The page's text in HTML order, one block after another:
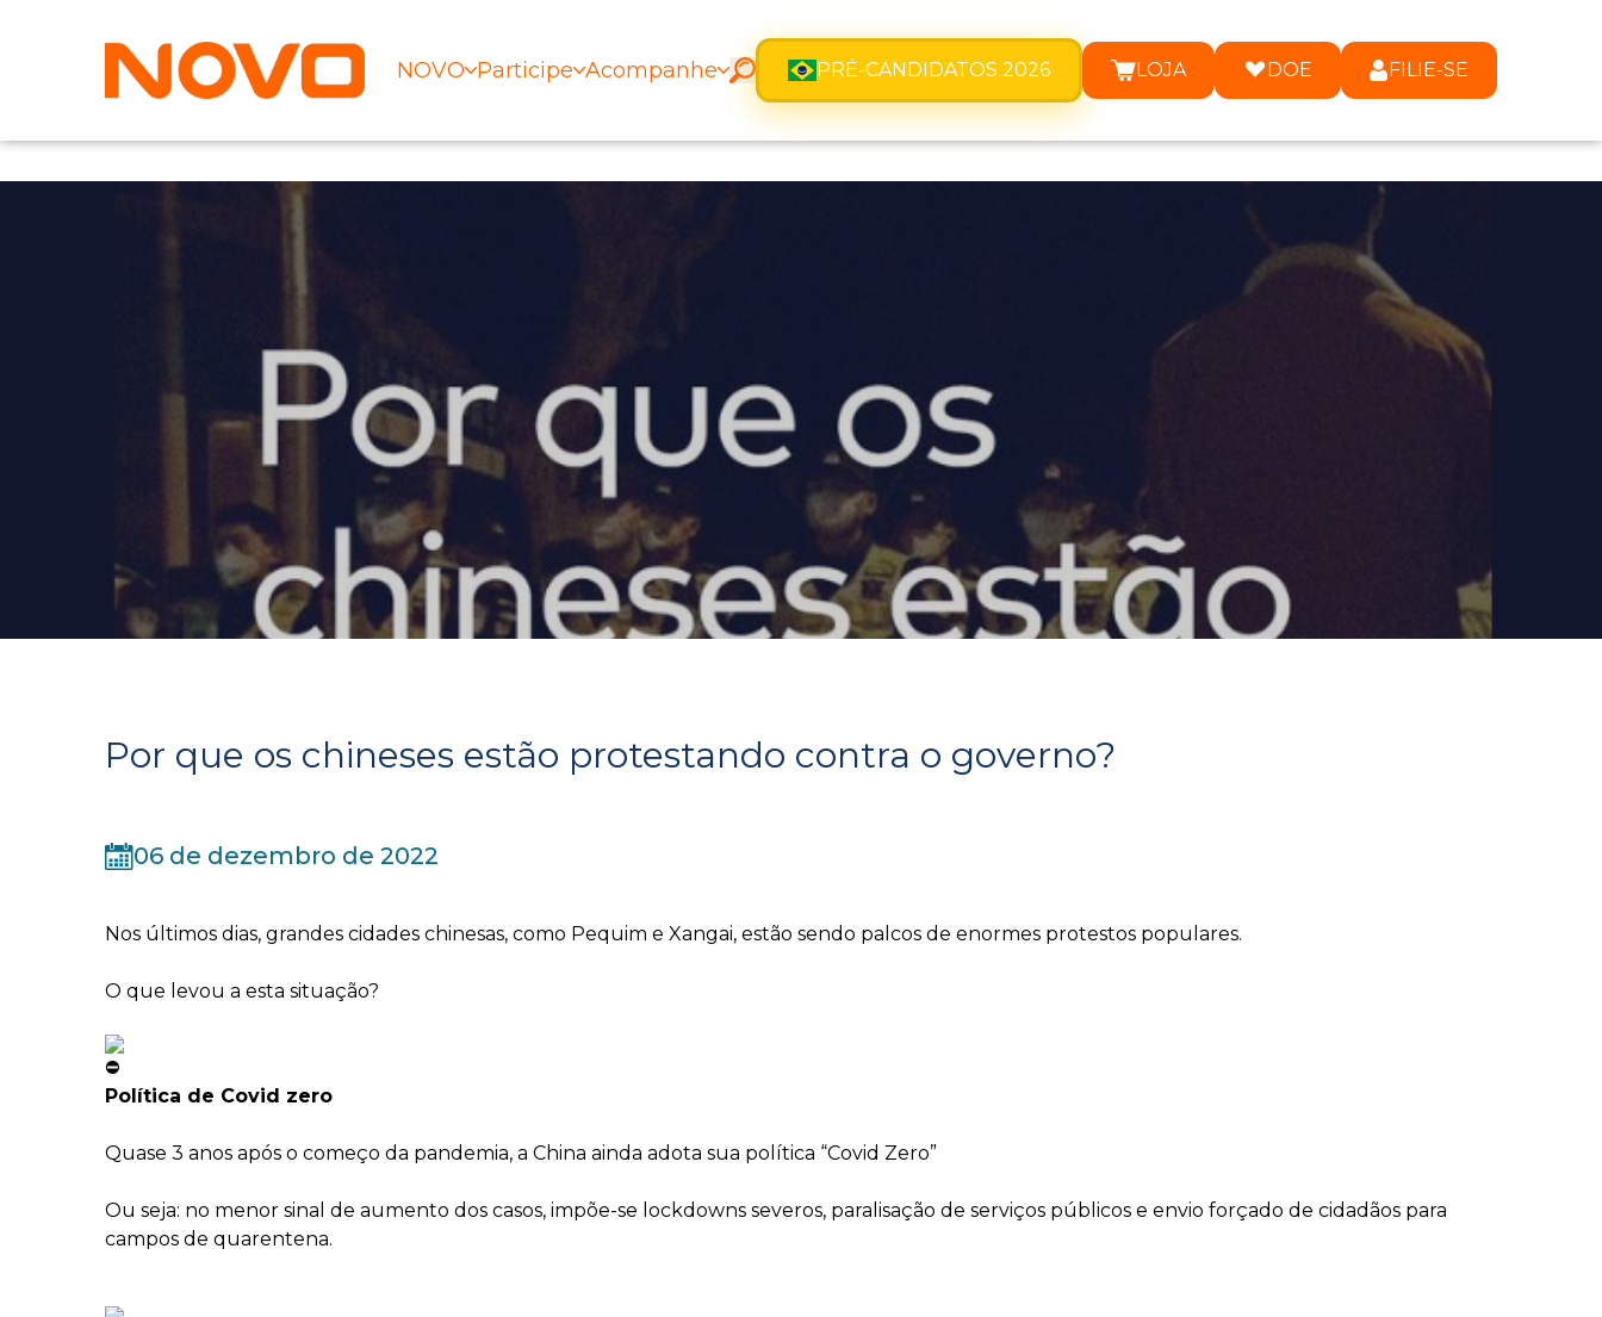
NOVO Participe Acompanhe PRÉ-CANDIDATOS 2026 LOJA DOE FILIE-SE
Por que os chineses estão protestando contra o governo?
06 de dezembro de 2022
Nos últimos dias, grandes cidades chinesas, como Pequim e Xangai, estão sendo palcos de enormes protestos populares.
O que levou a esta situação?
Política de Covid zero
Quase 3 anos após o começo da pandemia, a China ainda adota sua política “Covid Zero”
Ou seja: no menor sinal de aumento dos casos, impõe-se lockdowns severos, paralisação de serviços públicos e envio forçado de cidadãos para
campos de quarentena.